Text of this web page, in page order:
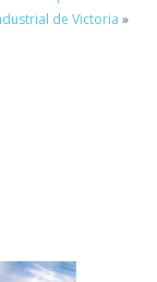
de Victoria »